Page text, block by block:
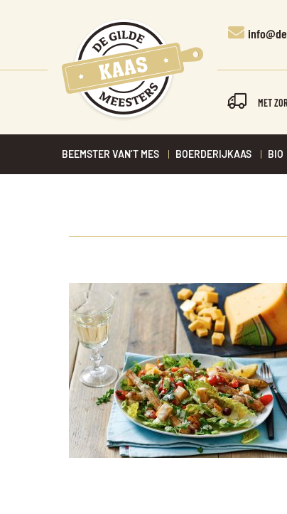
MET
BEEMSTER VAN’T MES BOERDERIJKAAS BIO